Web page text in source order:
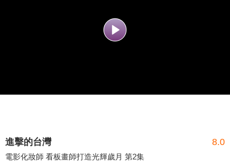
進擊的台灣 8.0
電影化妝師 看板畫師打造光輝歲月 第2集